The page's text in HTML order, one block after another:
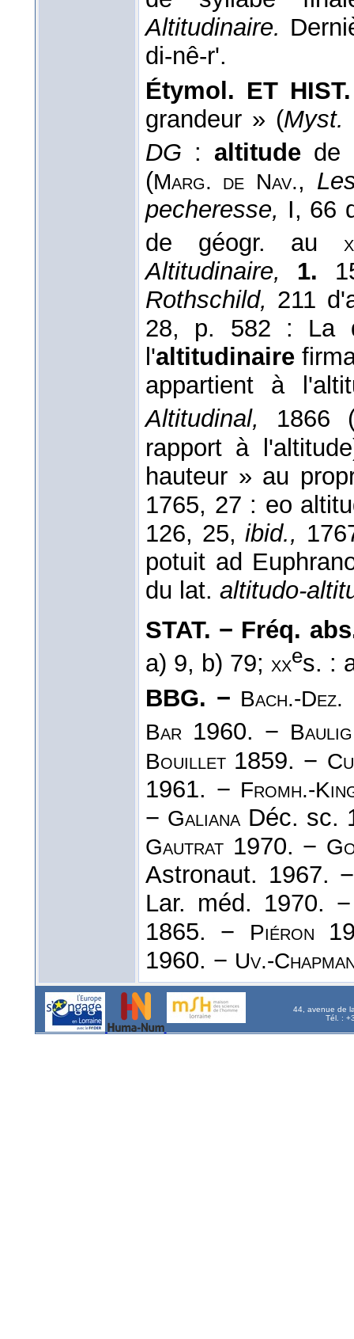
Altitudinaire.
di-nê-r'.
Étymol. ET
grandeur » (Myst.
DG : altitude de
(Marg. de Nav.,
pecheresse, I, 66
de géogr. au
Altitudinaire, 1.
Rothschild, 211
28, p. 582 : La
l'altitudinaire
appartient à
Altitudinal,
1866
rapport à
hauteur » au
1765, 27 : eo
126, 25,ibid.,
potuit ad
du lat. altitudo-
STAT. − Fréq.
a) 9, b) 79; xxes. :
BBG. − Bach.-Dez.
Bar 1960. − Baulig
Bouillet 1859. −
1961. − Fromh.-
− Galiana Déc. sc.
Gautrat 1970. −
Astronaut. 1967.
Lar. méd. 1970.
1865. −
Piéron
1960. − Uv.-
44, avenue de
Tél. :